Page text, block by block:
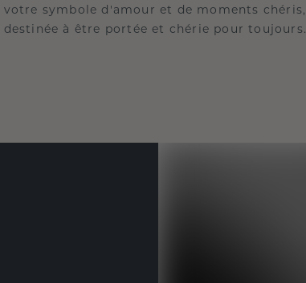
votre symbole d'amour et de moments chéris,
destinée à être portée et chérie pour toujours.